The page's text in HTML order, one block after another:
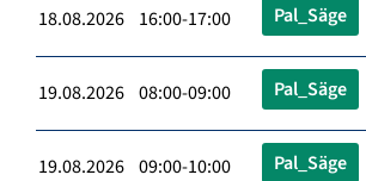
18.08.2026 16:00-17:00 Pal_Säge
19.08.2026 08:00-09:00 Pal_Säge
19.08.2026 09:00-10:00 Pal_Säge